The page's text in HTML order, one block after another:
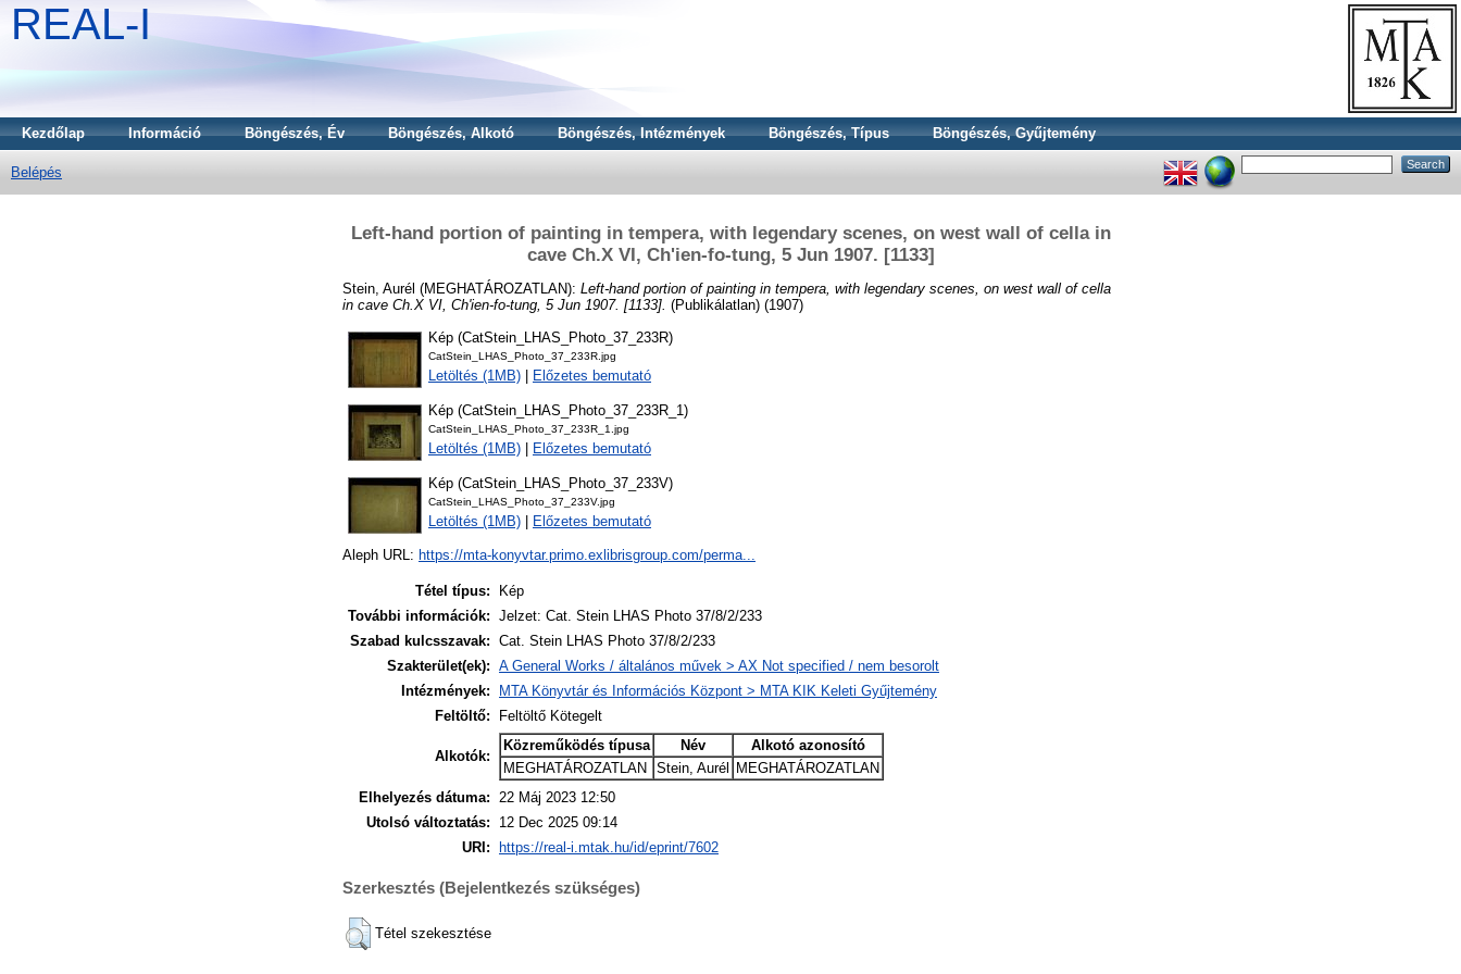
REAL-I
Kezdőlap Információ Böngészés, Év Böngészés, Alkotó Böngészés, Intézmények Böngészés, Típus Böngészés, Gyűjtemény
Belépés
Left-hand portion of painting in tempera, with legendary scenes, on west wall of cella in
cave Ch.X VI, Ch'ien-fo-tung, 5 Jun 1907. [1133]
Stein, Aurél (MEGHATÁROZATLAN): Left-hand portion of painting in tempera, with legendary scenes, on west wall of cella
in cave Ch.X VI, Ch'ien-fo-tung, 5 Jun 1907. [1133]. (Publikálatlan) (1907)
Kép (CatStein_LHAS_Photo_37_233R)
CatStein_LHAS_Photo_37_233R.jpg
Letöltés (1MB) Előzetes bemutató
Kép (CatStein_LHAS_Photo_37_233R_1)
CatStein_LHAS_Photo_37_233R_1.jpg
Letöltés (1MB) Előzetes bemutató
Kép (CatStein_LHAS_Photo_37_233V)
CatStein_LHAS_Photo_37_233V.jpg
Letöltés (1MB) Előzetes bemutató
Aleph URL: https://mta-konyvtar.primo.exlibrisgroup.com/perma...
Tétel típus:
Kép
További információk: Jelzet: Cat. Stein LHAS Photo 37/8/2/233
Szabad kulcsszavak: Cat. Stein LHAS Photo 37/8/2/233
Szakterület(ek): A General Works / általános művek > AX Not specified / nem besorolt
Intézmények:
MTA Könyvtár és Információs Központ > MTA KIK Keleti Gyűjtemény
Feltöltő:
Feltöltő Kötegelt
Alkotók:
Közreműködés típusa Név
Alkotó azonosító
MEGHATÁROZATLAN
Stein, Aurél
MEGHATÁROZATLAN
Elhelyezés dátuma: 22 Máj 2023 12:50
Utolsó változtatás:
12 Dec 2025 09:14
URI:
https://real-i.mtak.hu/id/eprint/7602
Szerkesztés (Bejelentkezés szükséges)
Tétel szekesztése